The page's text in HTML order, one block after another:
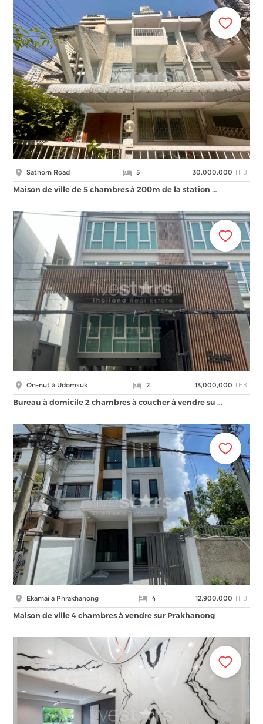
Sathorn Road 5 30,000,000 THB
Maison de ville de 5 chambres à 200m de la station …
On-nut à Udomsuk 2 13,000,000 THB
Bureau à domicile 2 chambres à coucher à vendre su …
Ekamai à Phrakhanong 4 12,900,000 THB
Maison de ville 4 chambres à vendre sur Prakhanong